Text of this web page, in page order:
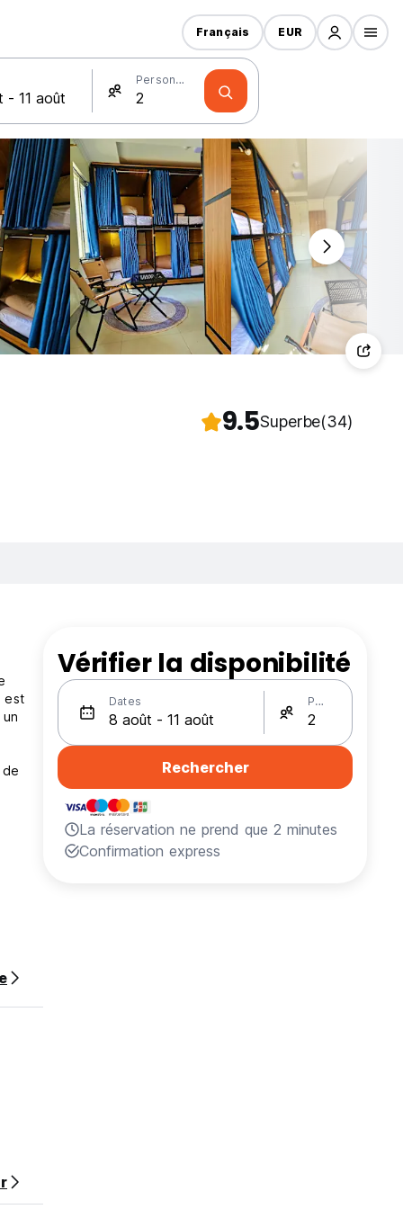
Personnes
Français EUR
9.5Superbe(34)
est
Vérifier la disponibilité
Dates Personnes
Rechercher
La réservation ne prend que 2 minutes
Confirmation express